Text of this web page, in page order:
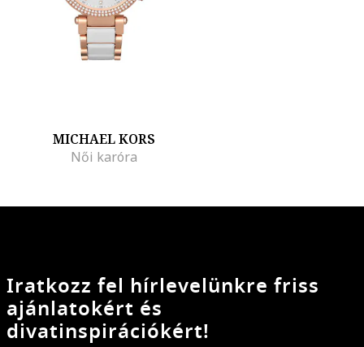
MICHAEL KORS
Női karóra
Iratkozz fel hírlevelünkre friss
ajánlatokért és
divatinspirációkért!